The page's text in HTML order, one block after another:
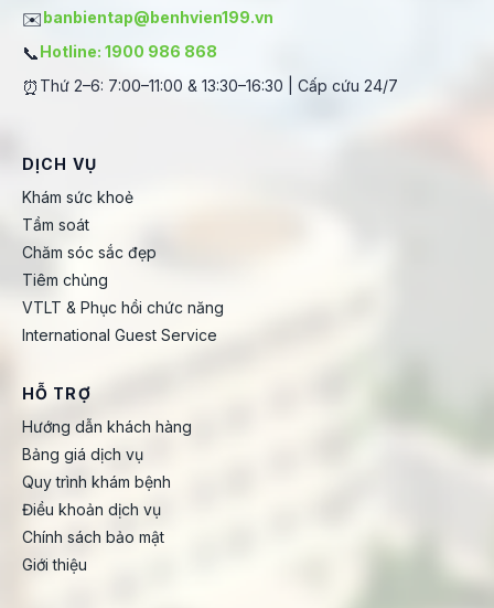
✉️banbientap@benhvien199.vn
📞Hotline: 1900 986 868
⏰ Thứ 2–6: 7:00–11:00 & 13:30–16:30 | Cấp cứu 24/7
DỊCH VỤ
Khám sức khoẻ
Tầm soát
Chăm sóc sắc đẹp
Tiêm chủng
VTLT & Phục hồi chức năng
International Guest Service
HỖ TRỢ
Hướng dẫn khách hàng
Bảng giá dịch vụ
Quy trình khám bệnh
Điều khoản dịch vụ
Chính sách bảo mật
Giới thiệu